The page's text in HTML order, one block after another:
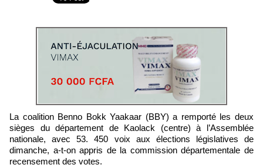
La coalition Benno Bokk Yaakaar (BBY) a remporté les deux
sièges du département de Kaolack (centre) à l’Assemblée
nationale, avec 53. 450 voix aux élections législatives de
dimanche, a-t-on appris de la commission départementale de
recensement des votes.